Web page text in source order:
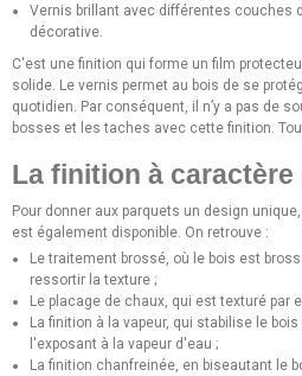
Vernis brillant avec différentes couches
décorative.
C'est une finition qui forme un film
solide. Le vernis permet au bois de se
quotidien. Par conséquent, il n’y a pas de
bosses et les taches avec cette finition.
La finition à
Pour donner aux parquets un design
est également disponible. On retrouve :
Le traitement brossé, où le bois est
ressortir la texture ;
Le placage de chaux, qui est texturé par
La finition à la vapeur, qui stabilise le
l'exposant à la vapeur d'eau ;
La finition chanfreinée, en biseautant le